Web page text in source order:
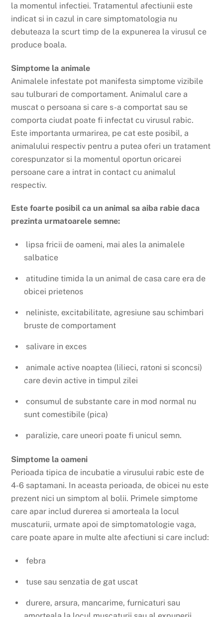
la momentul infectiei. Tratamentul afectiunii este
indicat si in cazul in care simptomatologia nu
debuteaza la scurt timp de la expunerea la virusul ce
produce boala.
Simptome la animale
Animalele infestate pot manifesta simptome vizibile
sau tulburari de comportament. Animalul care a
muscat o persoana si care s-a comportat sau se
comporta ciudat poate fi infectat cu virusul rabic.
Este importanta urmarirea, pe cat este posibil, a
animalului respectiv pentru a putea oferi un tratament
corespunzator si la momentul oportun oricarei
persoane care a intrat in contact cu animalul
respectiv.
Este foarte posibil ca un animal sa aiba rabie daca
prezinta urmatoarele semne:
lipsa fricii de oameni, mai ales la animalele
salbatice
atitudine timida la un animal de casa care era de
obicei prietenos
neliniste, excitabilitate, agresiune sau schimbari
bruste de comportament
salivare in exces
animale active noaptea (lilieci, ratoni si sconcsi)
care devin active in timpul zilei
consumul de substante care in mod normal nu
sunt comestibile (pica)
paralizie, care uneori poate fi unicul semn.
Simptome la oameni
Perioada tipica de incubatie a virusului rabic este de
4-6 saptamani. In aceasta perioada, de obicei nu este
prezent nici un simptom al bolii. Primele simptome
care apar includ durerea si amorteala la locul
muscaturii, urmate apoi de simptomatologie vaga,
care poate apare in multe alte afectiuni si care includ:
febra
tuse sau senzatia de gat uscat
durere, arsura, mancarime, furnicaturi sau